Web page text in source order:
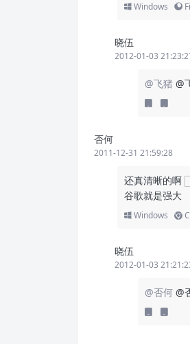
Windows
晓伍
2012-01-03
@飞猪 @
否何
2011-12-31 21:59:28
还真清晰的啊
谷歌就是强大
Windows
晓伍
2012-01-03
@否何 @